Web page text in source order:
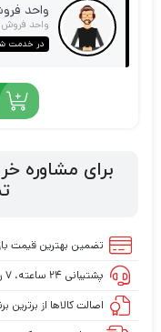
واحد
واحد فروش 1
در خدمت
برای مشاوره
تضمین بهترین قیمت
پشتیبانی ۲۴ ساعته، ۷ روز هفته
اصالت کالاها از برترین